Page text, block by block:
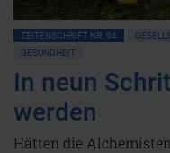
ZEITENSCHRIFT NR. 94
GESUNDHEIT
In neun
werden
Hätten die